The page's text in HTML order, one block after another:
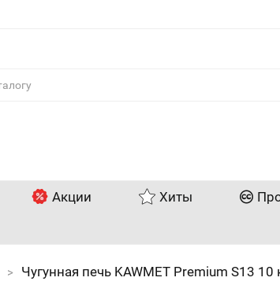
Акции Хиты
Чугунная печь KAWMET Premium S13